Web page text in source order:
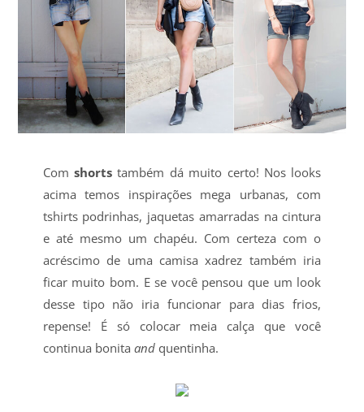
Com shortstambém dá muito certo! Nos looks
acima temos inspirações mega urbanas, com
tshirts podrinhas, jaquetas amarradas na cintura
e até mesmo um chapéu. Com certeza com o
acréscimo de uma camisa xadrez também iria
ficar muito bom. E se você pensou que um look
desse tipo não iria funcionar para dias frios,
repense! É só colocar meia calça que você
continua bonita and quentinha.